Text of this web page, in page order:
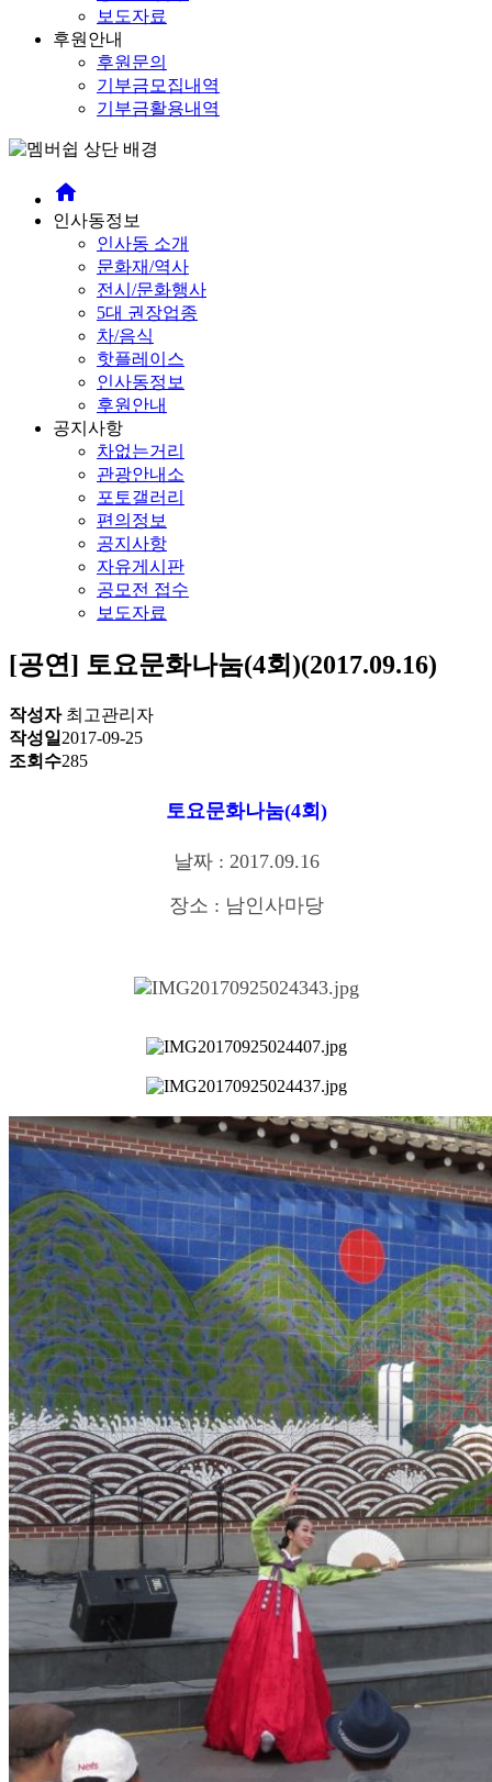
보도자료
후원안내
후원문의
기부금모집내역
기부금활용내역
home
인사동정보
인사동 소개
문화재/역사
전시/문화행사
5대 권장업종
차/음식
핫플레이스
인사동정보
후원안내
공지사항
차없는거리
관광안내소
포토갤러리
편의정보
공지사항
자유게시판
공모전 접수
보도자료
[공연] 토요문화나눔(4회)(2017.09.16)
작성자 최고관리자
작성일 2017-09-25
조회수285
토요문화나눔(4회)
날짜 : 2017.09.16
장소 : 남인사마당